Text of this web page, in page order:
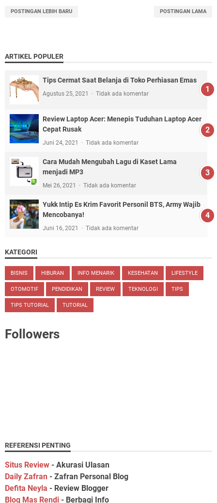
POSTINGAN LEBIH BARU POSTINGAN LAMA
ARTIKEL POPULER
Tips Cermat Saat Belanja di Toko Perhiasan Emas
Agustus 25, 2021 Tidak ada komentar
Review Laptop Acer: Menepis Tuduhan Laptop Acer
Cepat Rusak
Juni 24, 2021 Tidak ada komentar
Cara Mudah Mengubah Lagu di Kaset Lama
menjadi MP3
Mei 26, 2021 Tidak ada komentar
Yukk Intip Es Krim Favorit Personil BTS, Army Wajib
Mencobanya!
Juni 16, 2021 Tidak ada komentar
KATEGORI
BISNIS HIBURAN INFO MENARIK KESEHATAN LIFESTYLE
OTOMOTIF PENDIDIKAN REVIEW TEKNOLOGI TIPS
TIPS TUTORIAL TUTORIAL
Followers
REFERENSI PENTING
Situs Review - Akurasi Ulasan
Daily Zafran - Zafran Personal Blog
Defita Neyla - Review Blogger
Blog Mas Rendi - Berbagi Info